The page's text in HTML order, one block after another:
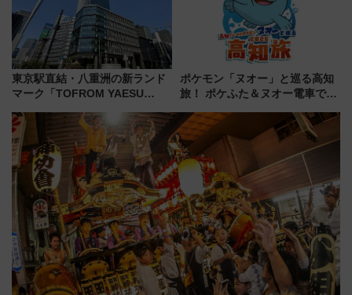
東京駅直結・八重洲の新ランド
マーク「TOFROM YAESU
ないバスターミナル直結でスキ
マ時間が充実
ポケモン「ヌオー」と巡る高知
旅！ ポケふた＆ヌオー電車で楽
路の絶景と絶品グルメを満喫！
（7月18日スタート）